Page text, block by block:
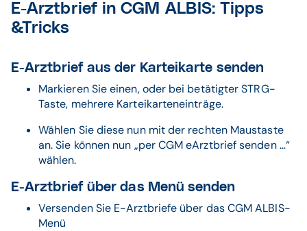
E-Arztbrief in CGM ALBIS: Tipps
&Tricks
E-Arztbrief aus der Karteikarte senden
Markieren Sie einen, oder bei betätigter STRG-
Taste, mehrere Karteikarteneinträge.
Wählen Sie diese nun mit der rechten Maustaste
an. Sie können nun „per CGM eArztbrief senden …“
wählen.
E-Arztbrief über das Menü senden
Versenden Sie E-Arztbriefe über das CGM ALBIS-
Menü